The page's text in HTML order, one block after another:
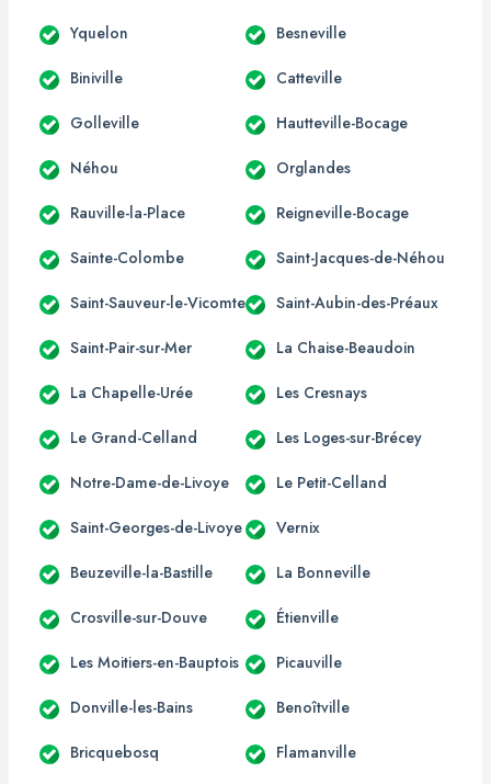
Yquelon Besneville
Biniville Catteville
Golleville Hautteville-Bocage
Néhou Orglandes
Rauville-la-Place Reigneville-Bocage
Sainte-Colombe Saint-Jacques-de-Néhou
Saint-Sauveur-le-Vicomte Saint-Aubin-des-Préaux
Saint-Pair-sur-Mer La Chaise-Beaudoin
La Chapelle-Urée Les Cresnays
Le Grand-Celland Les Loges-sur-Brécey
Notre-Dame-de-Livoye Le Petit-Celland
Saint-Georges-de-Livoye Vernix
Beuzeville-la-Bastille La Bonneville
Crosville-sur-Douve Étienville
Les Moitiers-en-Bauptois Picauville
Donville-les-Bains Benoîtville
Bricquebosq Flamanville